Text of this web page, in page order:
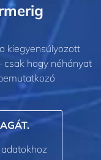
kiegyensúlyozott
csak hogy néhányat